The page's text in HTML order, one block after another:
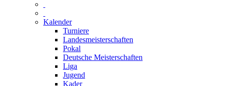
Kalender
Turniere
Landesmeisterschaften
Pokal
Deutsche Meisterschaften
Liga
Jugend
Kader